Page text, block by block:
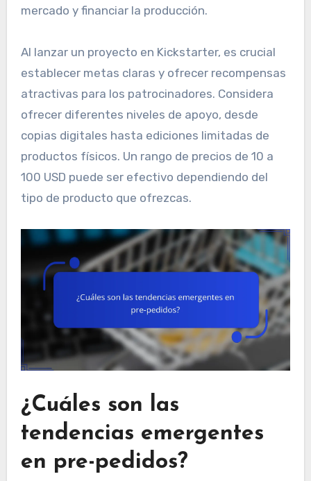
mercado y financiar la producción.
Al lanzar un proyecto en Kickstarter, es crucial
establecer metas claras y ofrecer recompensas
atractivas para los patrocinadores. Considera
ofrecer diferentes niveles de apoyo, desde
copias digitales hasta ediciones limitadas de
productos físicos. Un rango de precios de 10 a
100 USD puede ser efectivo dependiendo del
tipo de producto que ofrezcas.
¿Cuáles son las
tendencias emergentes
en pre-pedidos?